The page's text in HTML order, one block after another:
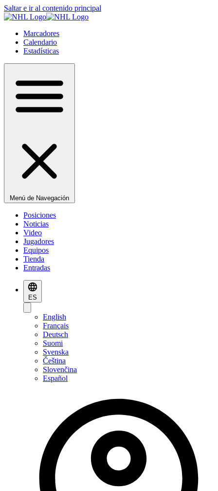
Saltar e ir al contenido principal
Marcadores
Calendario
Estadísticas
Menú de Navegación
Posiciones
Noticias
Video
Jugadores
Equipos
Tienda
Entradas
ES
English
Français
Deutsch
Suomi
Svenska
Čeština
Slovenčina
Español